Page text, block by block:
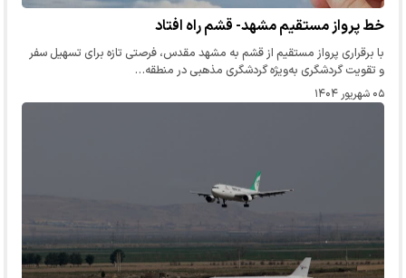
خط پرواز مستقیم مشهد- قشم راه افتاد
با برقراری پرواز مستقیم از قشم به مشهد مقدس، فرصتی تازه برای تسهیل سفر
و تقویت گردشگری به‌ویژه گردشگری مذهبی در منطقه…
۰۵ شهریور ۱۴۰۴